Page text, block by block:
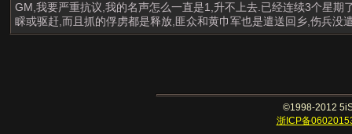
GM,我要严重抗议,我的名声怎么一直是1,升不上去.已经连续3个星期
睬或驱赶,而且抓的俘虏都是释放,匪众和黄巾军也是遣送回乡,伤兵没
©1998-2012
浙ICP备